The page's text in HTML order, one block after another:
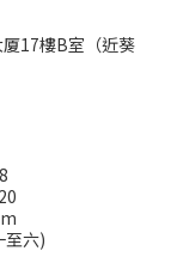
17樓B室（近葵
至六)